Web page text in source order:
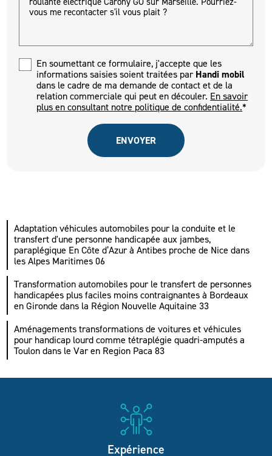
En soumettant ce formulaire, j'accepte que les
informations saisies soient traitées parHandi mobil
dans le cadre de ma demande de contact et de la
relation commerciale qui peut en découler. En savoir
plus en consultant notre politique de confidentialité.*
Adaptation véhicules automobiles pour la conduite et le
transfert d'une personne handicapée aux jambes,
paraplégique En Côte d’Azur à Antibes proche de Nice dans
les Alpes Maritimes 06
Transformation automobiles pour le transfert de personnes
handicapées plus faciles moins contraignantes à Bordeaux
en Gironde dans la Région Nouvelle Aquitaine 33
Aménagements transformations de voitures et véhicules
pour handicap lourd comme tétraplégie quadri-amputés a
Toulon dans le Var en Region Paca 83
Expérience